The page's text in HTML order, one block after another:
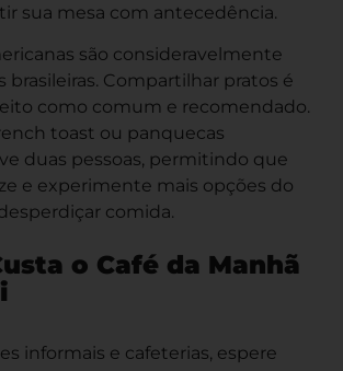
sua mesa com antecedência.
são consideravelmente
brasileiras. Compartilhar pratos é
como comum e recomendado.
toast ou panquecas
duas pessoas, permitindo que
e experimente mais opções do
comida.
o Café da Manhã
informais e cafeterias, espere